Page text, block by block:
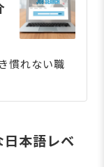
慣れない職
日本語レベ